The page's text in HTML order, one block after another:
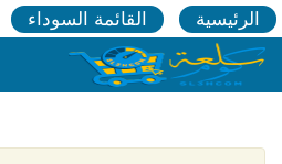
الرئيسية القائمة السوداء